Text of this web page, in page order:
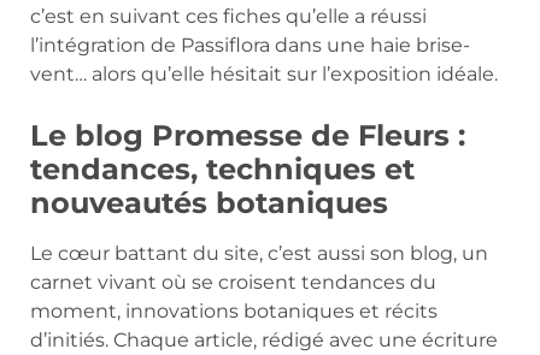
c’est en suivant ces fiches qu’elle a réussi
l’intégration de Passiflora dans une haie brise-
vent… alors qu’elle hésitait sur l’exposition idéale.
Le blog Promesse de Fleurs :
tendances, techniques et
nouveautés botaniques
Le cœur battant du site, c’est aussi son blog, un
carnet vivant où se croisent tendances du
moment, innovations botaniques et récits
d’initiés. Chaque article, rédigé avec une écriture